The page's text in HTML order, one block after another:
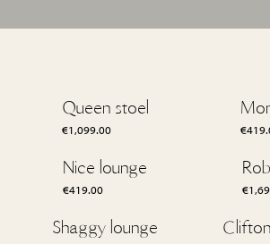
Queen stoel
€1,099.00 €
Nice lounge
€419.00 €
Shaggy lounge